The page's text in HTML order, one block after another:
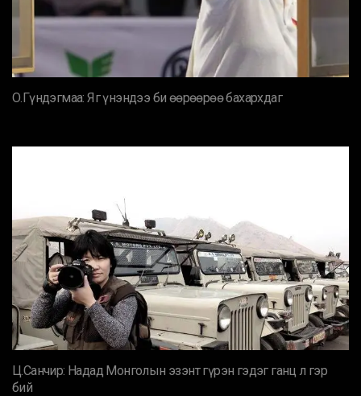
О.Гүндэгмаа: Яг үнэндээ би өөрөөрөө бахархдаг
Ц.Санчир: Надад Монголын эзэнт гүрэн гэдэг ганц л гэр
бий